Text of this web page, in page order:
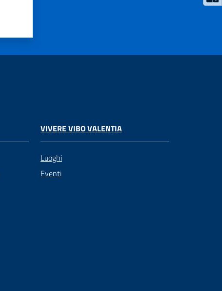
VIVERE VIBO VALENTIA
Luoghi
Eventi